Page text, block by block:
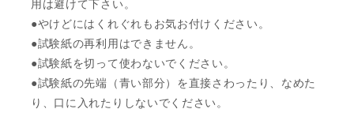
用は避けて下さい。
●やけどにはくれぐれもお気お付けください。
●試験紙の再利用はできません。
●試験紙を切って使わないでください。
●試験紙の先端（青い部分）を直接さわったり、なめた
り、口に入れたりしないでください。